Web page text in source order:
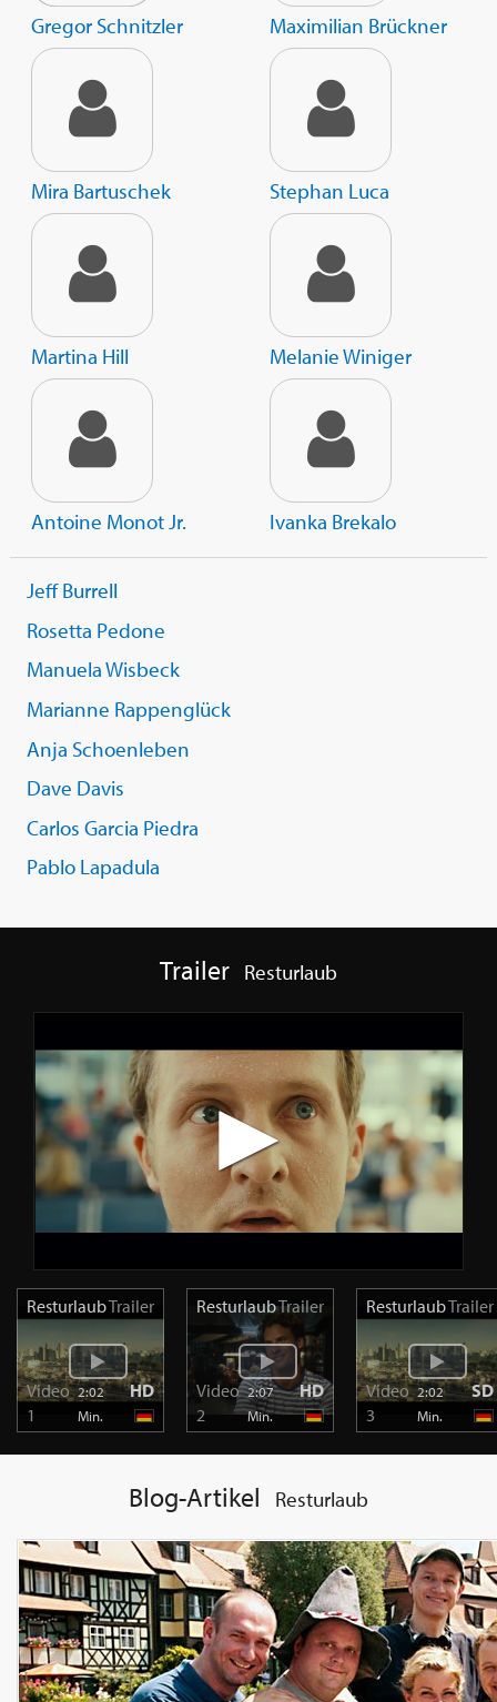
Gregor Schnitzler('Die Wolke', 'Soloalbum', 'Was tun, wenn's
brennt?').
Gregor Schnitzler Maximilian Brückner
Mira Bartuschek Stephan Luca
Martina Hill Melanie Winiger
Antoine Monot Jr. Ivanka Brekalo
Jeff Burrell
Rosetta Pedone
Manuela Wisbeck
Marianne Rappenglück
Anja Schoenleben
Dave Davis
Carlos Garcia Piedra
Pablo Lapadula
Trailer Resturlaub
ResturlaubTrailer
Video
1
2:02
Min.
HD
ResturlaubTrailer
Video
2
2:07
Min.
HD
ResturlaubTrailer
Video
3
2:02
Min.
SD
Blog-Artikel Resturlaub